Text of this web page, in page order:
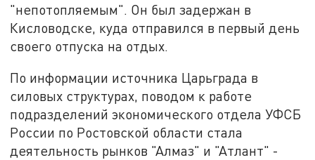
"непотопляемым". Он был задержан в
Кисловодске, куда отправился в первый день
своего отпуска на отдых.
По информации источника Царьграда в
силовых структурах, поводом к работе
подразделений экономического отдела УФСБ
России по Ростовской области стала
деятельность рынков "Алмаз" и "Атлант" -